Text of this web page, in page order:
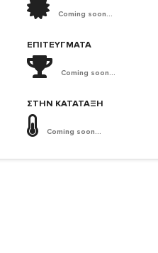
Coming soon...
ΕΠΙΤΕΎΓΜΑΤΑ
Coming soon...
ΣΤΗΝ ΚΑΤΆΤΑΞΗ
Coming soon...